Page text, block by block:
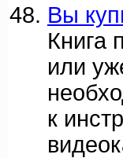
Вы
Книга
или
к